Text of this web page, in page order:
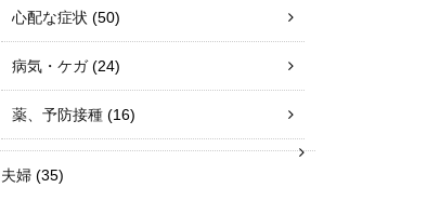
心配な症状 (50)
病気・ケガ(24)
薬、予防接種 (16)
夫婦 (35)